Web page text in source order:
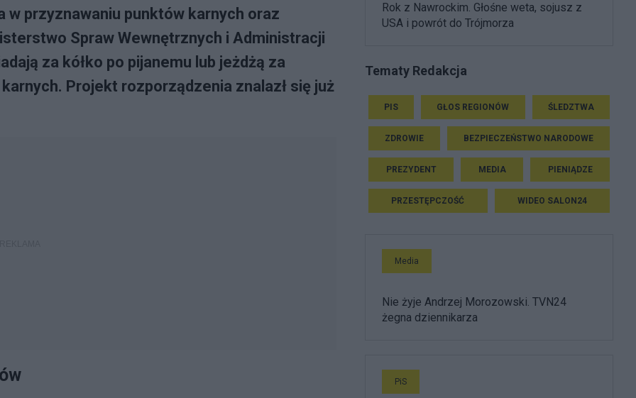
w przyznawaniu punktów karnych oraz
Spraw Wewnętrznych i Administracji
za kółko po pijanemu lub jeżdżą za
Projekt rozporządzenia znalazł się już
Rok z Nawrockim. Głośne weta, sojusz z
USA i powrót do Trójmorza
Tematy Redakcja
PIS GŁOS REGIONÓW ŚLEDZTWA
ZDROWIE BEZPIECZEŃSTWO NARODOWE
PREZYDENT MEDIA PIENIĄDZE
PRZESTĘPCZOŚĆ WIDEO SALON24
Media
Nie żyje Andrzej Morozowski. TVN24
żegna dziennikarza
PiS